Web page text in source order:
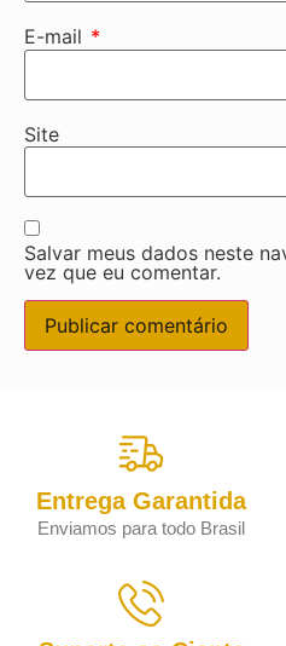
E-mail *
Site
Salvar meus dados neste
vez que eu comentar.
Entrega Garantida
Enviamos para todo Brasil